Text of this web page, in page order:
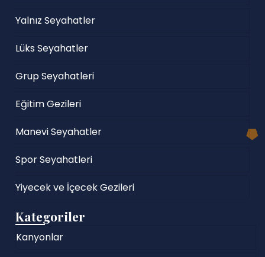
Yalnız Seyahatler
Lüks Seyahatler
Grup Seyahatleri
Eğitim Gezileri
Manevi Seyahatler
Spor Seyahatleri
Yiyecek ve İçecek Gezileri
Kategoriler
Kanyonlar